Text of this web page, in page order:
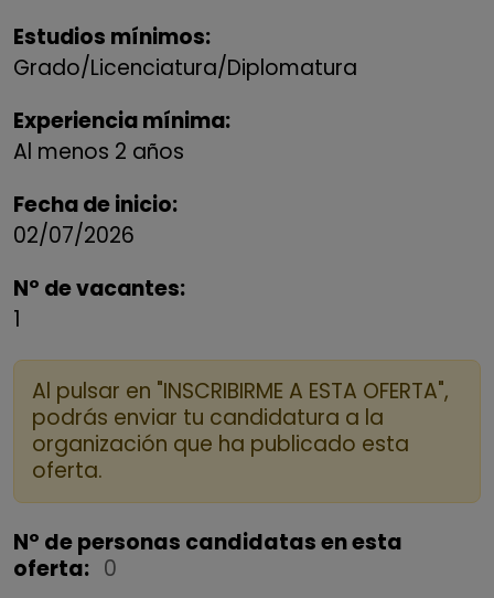
Estudios mínimos:
Grado/Licenciatura/Diplomatura
Experiencia mínima:
Al menos 2 años
Fecha de inicio:
02/07/2026
Nº de vacantes:
1
Al pulsar en "INSCRIBIRME A ESTA OFERTA",
podrás enviar tu candidatura a la
organización que ha publicado esta
oferta.
Nº de personas candidatas en esta
oferta: 0